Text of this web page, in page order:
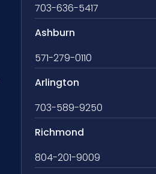
703-636-5417
Ashburn
571-279-0110
Arlington
703-589-9250
Richmond
804-201-9009